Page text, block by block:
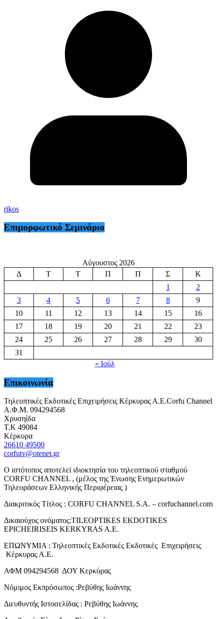
rikos
Επιμορφωτικό Σεμινάριο
Αύγουστος 2026
Δ
Τ Τ Π Π Σ
Κ
1
2
3
4 5 6 7 8
9
10
11 12 13 14 15
16
17
18 19 20 21 22
23
24
25 26 27 28 29
30
31
« Ιούλ
Επικοινωνία
Τηλεοπτικές Εκδοτικές Επιχειρήσεις Κέρκυρας Α.Ε.Corfu Channel
Α.Φ.Μ. 094294568
Χρυσηίδα
Τ.Κ 49084
Κέρκυρα
26610 49500
corfutv@otenet.gr
Ο ιστότοπος αποτελεί ιδιοκτησία του τηλεοπτικού σταθμού
CORFU CHANNEL , (μέλος της Ένωσης Ενημερωτικών
Τηλεοράσεων Ελληνικής Περιφέρειας )
Διακριτικός Τίτλος : CORFU CHANNEL S.A. – corfuchannel.com
Δικαιούχος ονόματος:TILEOPTIKES EKDOTIKES
EPICHEIRISEIS KERKYRAS A.E.
ΕΠΩΝΥΜΙΑ : Τηλεοπτικές Εκδοτικές Εκδοτικές Επιχειρήσεις
Κέρκυρας Α.Ε.
ΑΦΜ 094294568 ΔΟΥ Κερκύρας
Νόμιμος Εκπρόσωπος :Ρεβύθης Ιωάννης
Διευθυντής Ιστοσελίδας : Ρεβύθης Ιωάννης